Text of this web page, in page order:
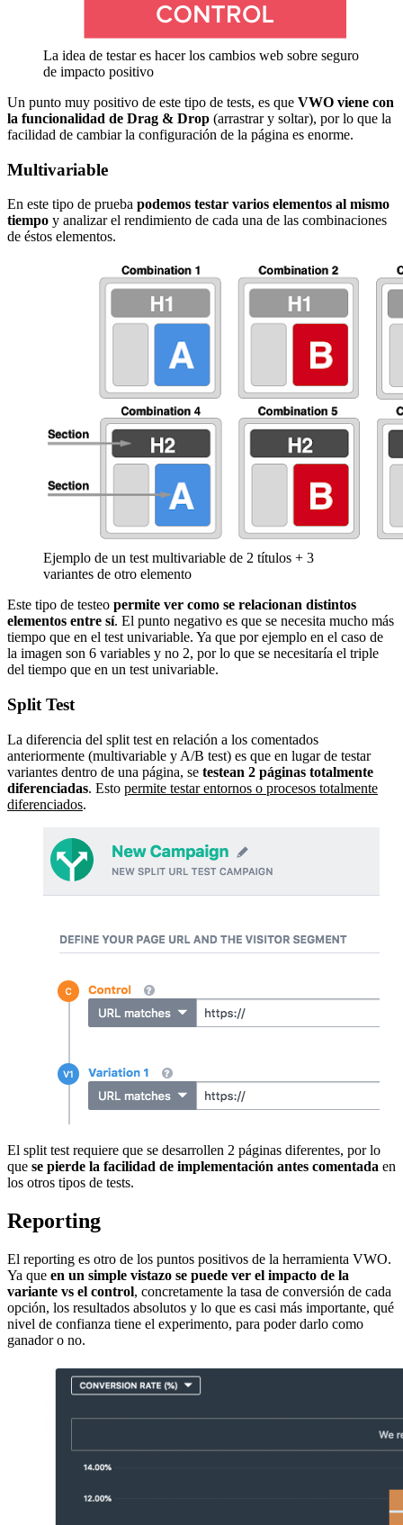
La idea de testar es hacer los cambios web sobre seguro
de impacto positivo
Un punto muy positivo de este tipo de tests, es que VWO viene con
la funcionalidad de Drag & Drop (arrastrar y soltar), por lo que la
facilidad de cambiar la configuración de la página es enorme.
Multivariable
En este tipo de prueba podemos testar varios elementos al mismo
tiempo y analizar el rendimiento de cada una de las combinaciones
de éstos elementos.
Ejemplo de un test multivariable de 2 títulos + 3
variantes de otro elemento
Este tipo de testeo permite ver como se relacionan distintos
elementos entre sí. El punto negativo es que se necesita mucho más
tiempo que en el test univariable. Ya que por ejemplo en el caso de
la imagen son 6 variables y no 2, por lo que se necesitaría el triple
del tiempo que en un test univariable.
Split Test
La diferencia del split test en relación a los comentados
anteriormente (multivariable y A/B test) es que en lugar de testar
variantes dentro de una página, se testean 2 páginas totalmente
diferenciadas. Esto permite testar entornos o procesos totalmente
diferenciados.
El split test requiere que se desarrollen 2 páginas diferentes, por lo
que se pierde la facilidad de implementación antes comentada en
los otros tipos de tests.
Reporting
El reporting es otro de los puntos positivos de la herramienta VWO.
Ya que en un simple vistazo se puede ver el impacto de la
variante vs el control, concretamente la tasa de conversión de cada
opción, los resultados absolutos y lo que es casi más importante, qué
nivel de confianza tiene el experimento, para poder darlo como
ganador o no.